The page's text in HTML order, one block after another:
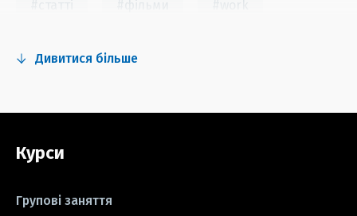
#grammar #writing #вправи
#пісні
Дивитися більше
Курси
Групові заняття